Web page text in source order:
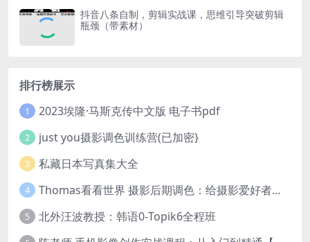
抖音八条自制，剪辑实战课，思维引导突破剪辑
瓶颈（带素材）
排行榜展示
1 2023埃隆·马斯克传中文版 电子书pdf
2 just you摄影调色训练营(已加密}
3 私藏日本写真集大全
4 Thomas看看世界 摄影后期调色：给摄影爱好者的色彩课 网盘下载
5 北外汪波教授：韩语0-Topik6全程班